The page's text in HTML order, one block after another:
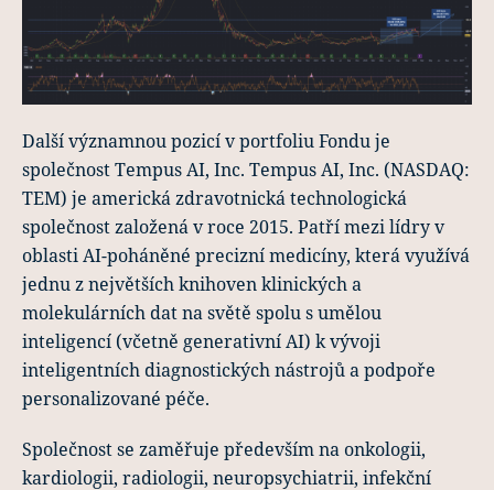
Další významnou pozicí v portfoliu Fondu je
společnost Tempus AI, Inc. Tempus AI, Inc. (NASDAQ:
TEM) je americká zdravotnická technologická
společnost založená v roce 2015. Patří mezi lídry v
oblasti AI-poháněné precizní medicíny, která využívá
jednu z největších knihoven klinických a
molekulárních dat na světě spolu s umělou
inteligencí (včetně generativní AI) k vývoji
inteligentních diagnostických nástrojů a podpoře
personalizované péče.
Společnost se zaměřuje především na onkologii,
kardiologii, radiologii, neuropsychiatrii, infekční